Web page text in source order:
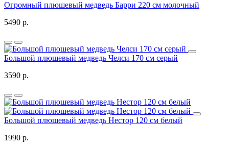
Огромный плюшевый медведь Барри 220 см молочный
5490 р.
Большой плюшевый медведь Челси 170 см серый
3590 р.
Большой плюшевый медведь Нестор 120 см белый
1990 р.